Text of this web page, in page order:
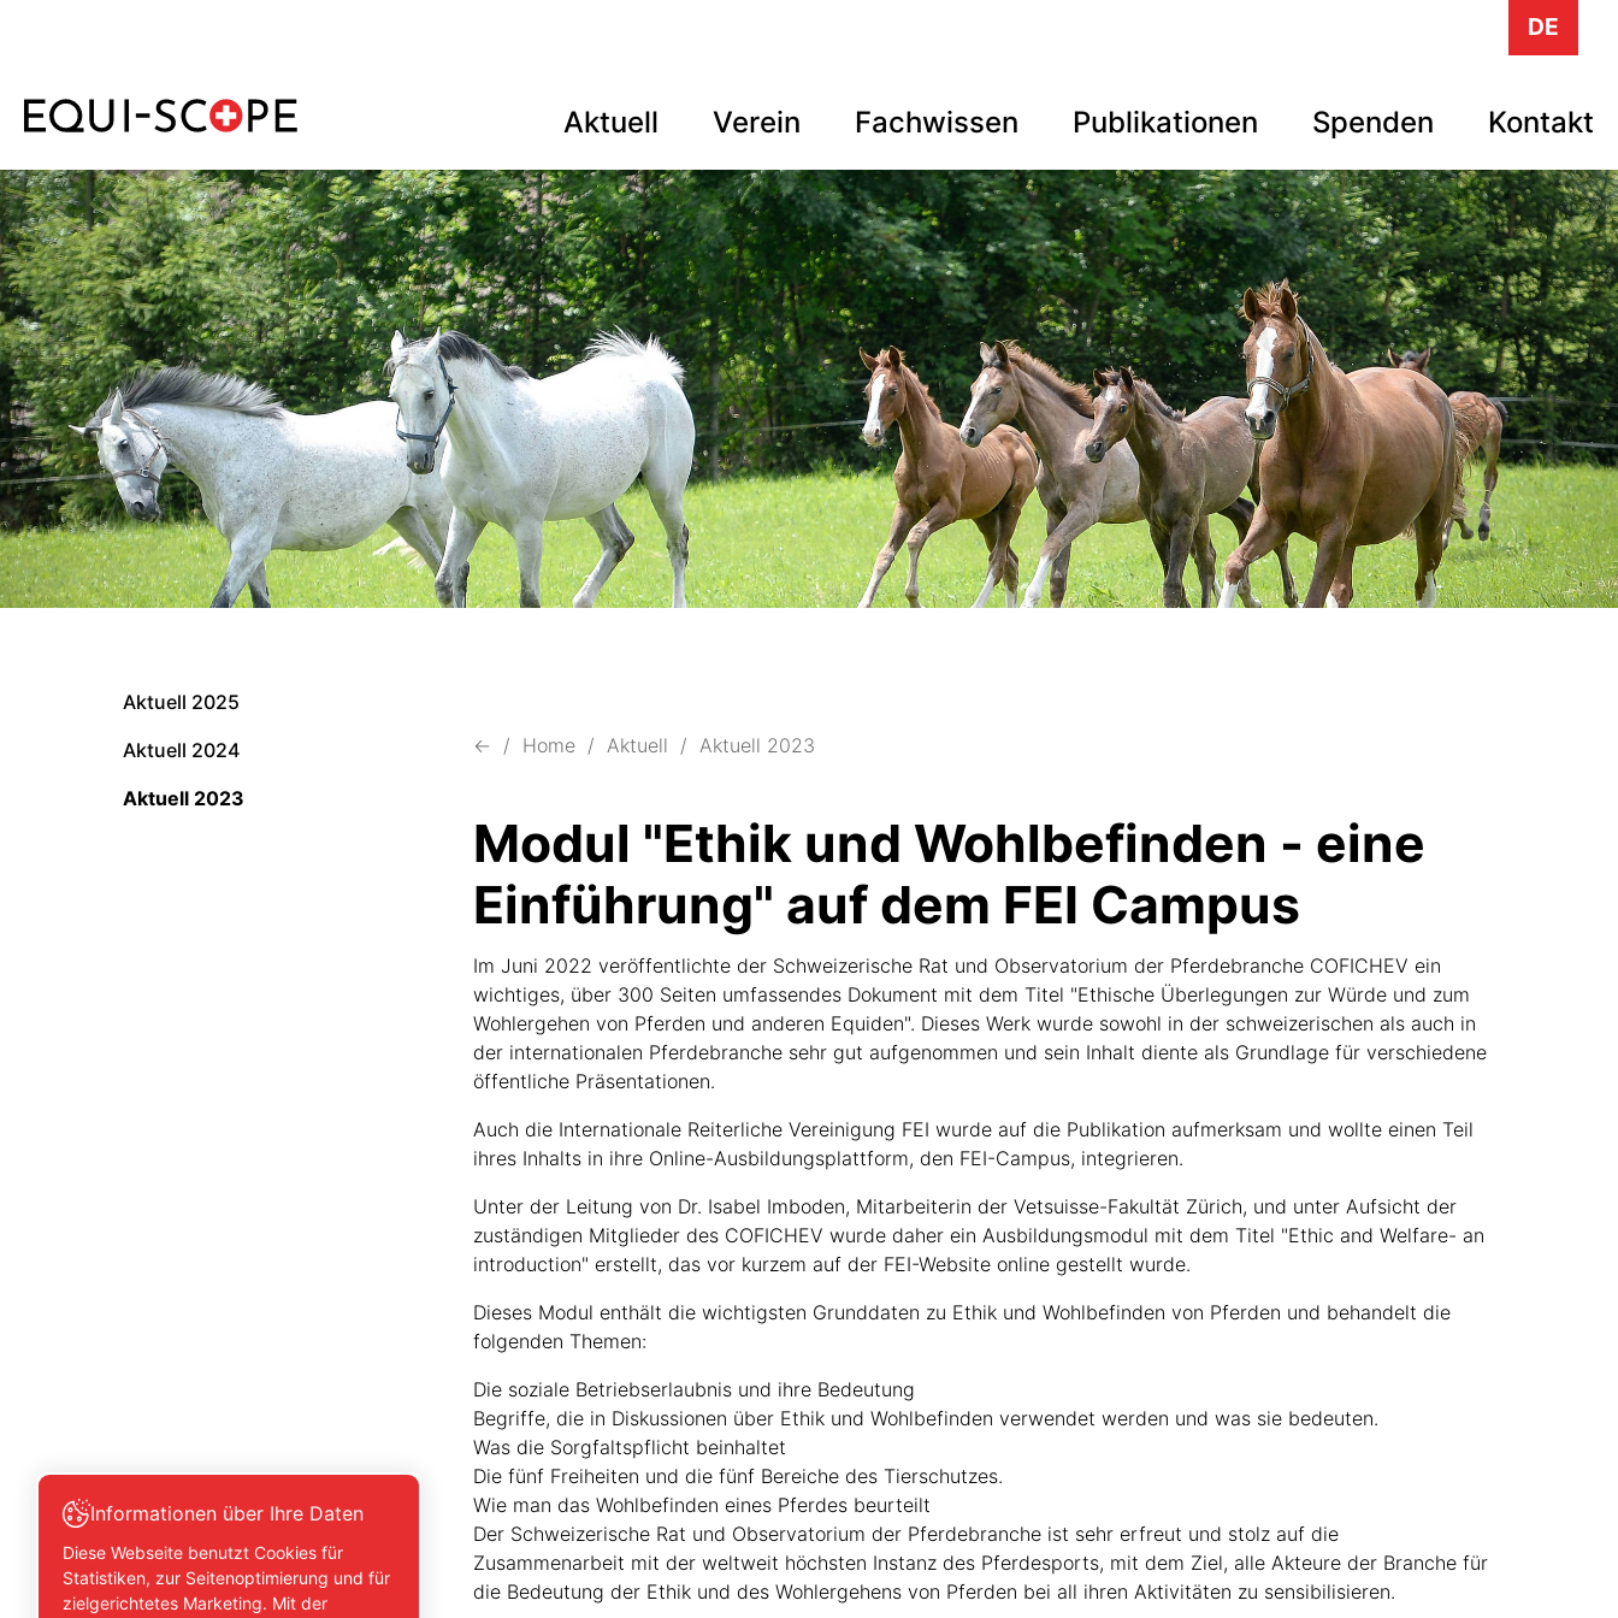
DE
Aktuell Verein Fachwissen Publikationen Spenden Kontakt
Aktuell 2025
Aktuell 2024
Aktuell 2023
← Home Aktuell Aktuell 2023
Modul "Ethik und Wohlbefinden - eine
Einführung" auf dem FEI Campus
Im Juni 2022 veröffentlichte der Schweizerische Rat und Observatorium der Pferdebranche COFICHEV ein
wichtiges, über 300 Seiten umfassendes Dokument mit dem Titel "Ethische Überlegungen zur Würde und zum
Wohlergehen von Pferden und anderen Equiden". Dieses Werk wurde sowohl in der schweizerischen als auch in
der internationalen Pferdebranche sehr gut aufgenommen und sein Inhalt diente als Grundlage für verschiedene
öffentliche Präsentationen.
Auch die Internationale Reiterliche Vereinigung FEI wurde auf die Publikation aufmerksam und wollte einen Teil
ihres Inhalts in ihre Online-Ausbildungsplattform, den FEI-Campus, integrieren.
Unter der Leitung von Dr. Isabel Imboden, Mitarbeiterin der Vetsuisse-Fakultät Zürich, und unter Aufsicht der
zuständigen Mitglieder des COFICHEV wurde daher ein Ausbildungsmodul mit dem Titel "Ethic and Welfare- an
introduction" erstellt, das vor kurzem auf der FEI-Website online gestellt wurde.
Dieses Modul enthält die wichtigsten Grunddaten zu Ethik und Wohlbefinden von Pferden und behandelt die
folgenden Themen:
Die soziale Betriebserlaubnis und ihre Bedeutung
Begriffe, die in Diskussionen über Ethik und Wohlbefinden verwendet werden und was sie bedeuten.
Was die Sorgfaltspflicht beinhaltet
Die fünf Freiheiten und die fünf Bereiche des Tierschutzes.
Wie man das Wohlbefinden eines Pferdes beurteilt
Der Schweizerische Rat und Observatorium der Pferdebranche ist sehr erfreut und stolz auf die
Zusammenarbeit mit der weltweit höchsten Instanz des Pferdesports, mit dem Ziel, alle Akteure der Branche für
die Bedeutung der Ethik und des Wohlergehens von Pferden bei all ihren Aktivitäten zu sensibilisieren.
Informationen über Ihre Daten
Diese Webseite benutzt Cookies für
Statistiken, zur Seitenoptimierung und für
zielgerichtetes Marketing. Mit der